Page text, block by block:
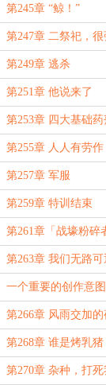
第245章 “鲸！”
第247章 二祭祀，很
第249章 逃杀
第251章 他说来了
第253章 四大基础药
第255章 人人有劳作
第257章 军服
第259章 特训结束
第261章「战壕粉碎
第263章 我们无路可
一个重要的创作意
第266章 风雨交加
第268章 谁是烤乳猪
第270章 杂种，打死